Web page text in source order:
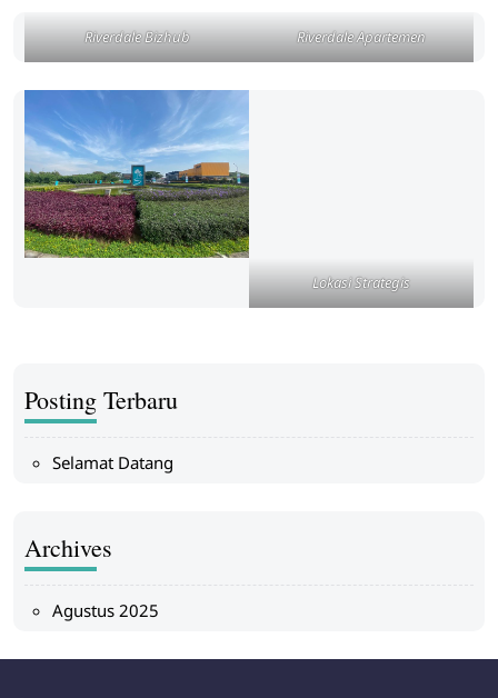
Riverdale Bizhub Riverdale Apartemen
Lokasi Strategis
Posting Terbaru
Selamat Datang
Archives
Agustus 2025